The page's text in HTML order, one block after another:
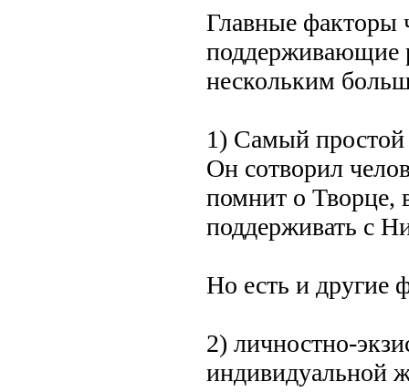
Главные факторы
поддерживающие
нескольким
1) Самый простой
Он сотворил
помнит о Творце,
поддерживать с
Но есть и другие
2) личностно-
индивидуальной